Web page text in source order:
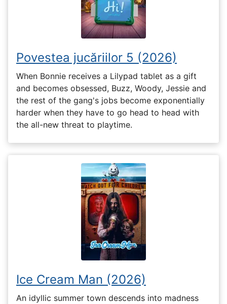
Povestea jucăriilor 5 (2026)
When Bonnie receives a Lilypad tablet as a gift
and becomes obsessed, Buzz, Woody, Jessie and
the rest of the gang's jobs become exponentially
harder when they have to go head to head with
the all-new threat to playtime.
Ice Cream Man (2026)
An idyllic summer town descends into madness